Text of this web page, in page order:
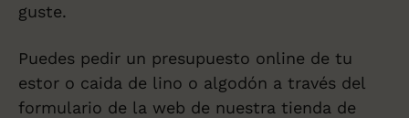
guste.
Puedes pedir un presupuesto online de tu
estor o caida de lino o algodón a través del
formulario de la web de nuestra tienda de